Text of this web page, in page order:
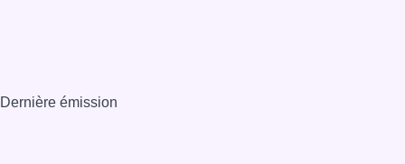
Dernière émission